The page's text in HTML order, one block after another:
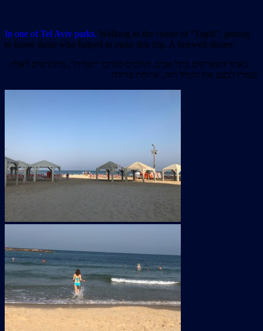
In one of Tel Aviv parks. Walking to the center of “Taglit”, getting
to know those who helped to make this trip. A farewell dinner.
באחד הפארקים בתל אביב. הולכים למרכז “תגלית”, מתוודעים לאלה
שעזרו לבצע את הטיול הזה. ארוחת פרידה.